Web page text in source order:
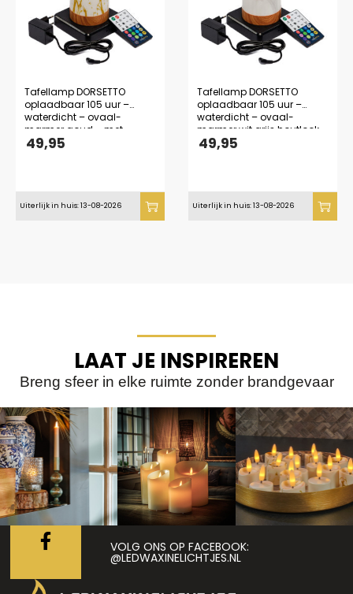
Tafellamp DORSETTO
oplaadbaar 105 uur –
waterdicht – ovaal-
marmer goud – met
afstandsbediening
49,95
Uiterlijk in huis: 13-08-2026
Tafellamp DORSETTO
oplaadbaar 105 uur –
waterdicht – ovaal-
marmer wit grijs houtlook –
met afstandsbediening
49,95
Uiterlijk in huis: 13-08-2026
LAAT JE INSPIREREN
Breng sfeer in elke ruimte zonder brandgevaar
VOLG ONS OP FACEBOOK:
@LEDWAXINELICHTJES.NL